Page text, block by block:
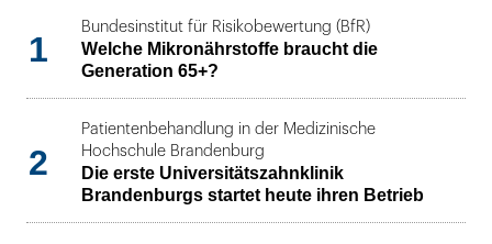
1
Bundesinstitut für Risikobewertung (BfR)
Welche Mikronährstoffe braucht die
Generation 65+?
2
Patientenbehandlung in der Medizinische
Hochschule Brandenburg
Die erste Universitätszahnklinik
Brandenburgs startet heute ihren Betrieb